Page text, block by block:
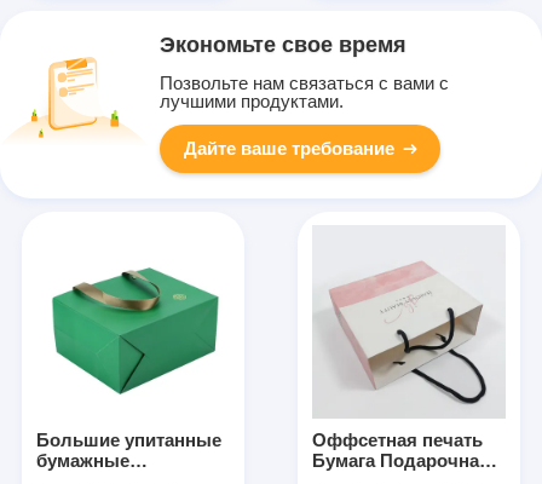
Экономьте свое время
Позвольте нам связаться с вами с
лучшими продуктами.
Дайте ваше требование
Большие упитанные
бумажные
Оффсетная печать
Бумага Подарочная